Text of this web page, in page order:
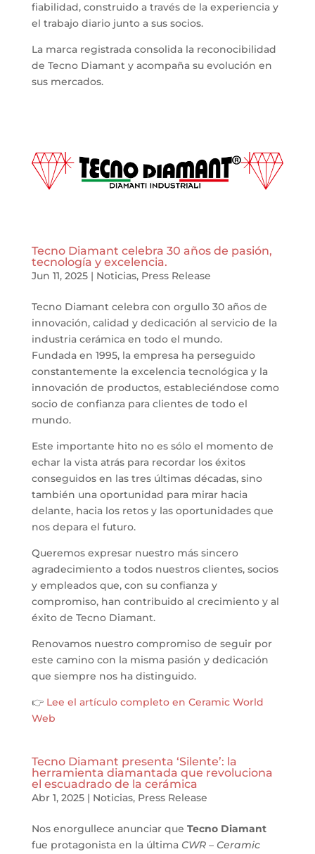
fiabilidad, construido a través de la experiencia y
el trabajo diario junto a sus socios.
La marca registrada consolida la reconocibilidad
de Tecno Diamant y acompaña su evolución en
sus mercados.
Tecno Diamant celebra 30 años de pasión,
tecnología y excelencia.
Jun 11, 2025| Noticias, Press Release
Tecno Diamant celebra con orgullo 30 años de
innovación, calidad y dedicación al servicio de la
industria cerámica en todo el mundo.
Fundada en 1995, la empresa ha perseguido
constantemente la excelencia tecnológica y la
innovación de productos, estableciéndose como
socio de confianza para clientes de todo el
mundo.
Este importante hito no es sólo el momento de
echar la vista atrás para recordar los éxitos
conseguidos en las tres últimas décadas, sino
también una oportunidad para mirar hacia
delante, hacia los retos y las oportunidades que
nos depara el futuro.
Queremos expresar nuestro más sincero
agradecimiento a todos nuestros clientes, socios
y empleados que, con su confianza y
compromiso, han contribuido al crecimiento y al
éxito de Tecno Diamant.
Renovamos nuestro compromiso de seguir por
este camino con la misma pasión y dedicación
que siempre nos ha distinguido.
👉 Lee el artículo completo en Ceramic World
Web
Tecno Diamant presenta ‘Silente’: la
herramienta diamantada que revoluciona
el escuadrado de la cerámica
Abr 1, 2025| Noticias, Press Release
Nos enorgullece anunciar que Tecno Diamant
fue protagonista en la última CWR – Ceramic